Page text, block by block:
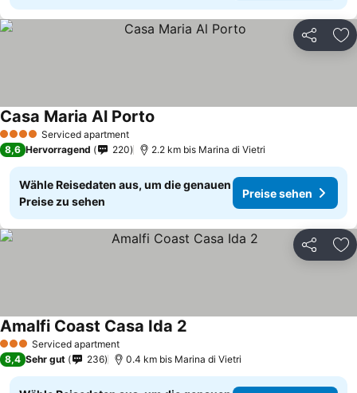
Teilen
4 Sterne Serviced apartment
Casa Maria Al Porto
8,6 Hervorragend 220 2.2 km bis Marina di Vietri
Wähle Reisedaten aus, um die genauen
Preise zu sehen
Preise sehen
Teilen
3 SterneServiced apartment
Amalfi Coast Casa Ida 2
8,4 Sehr gut 236 0.4 km bis Marina di Vietri